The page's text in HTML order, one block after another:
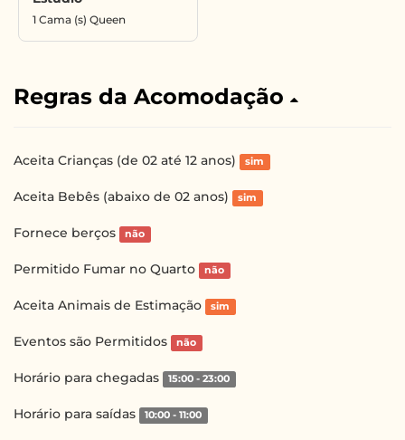
1 Cama (s) Queen
Regras da Acomodação
Aceita Crianças (de 02 até 12 anos) sim
Aceita Bebês (abaixo de 02 anos) sim
Fornece berços não
Permitido Fumar no Quarto não
Aceita Animais de Estimação sim
Eventos são Permitidos não
Horário para chegadas 15:00 - 23:00
Horário para saídas 10:00 - 11:00